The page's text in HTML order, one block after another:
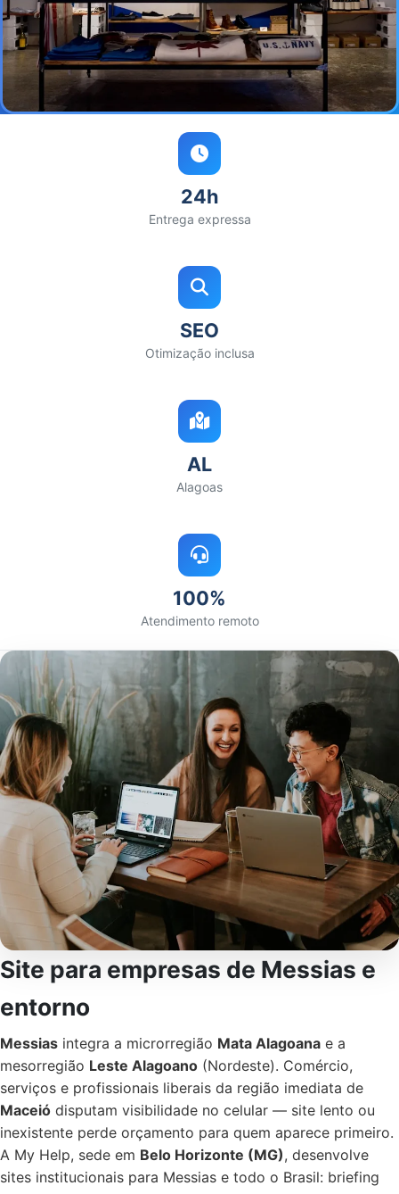
24h
Entrega expressa
SEO
Otimização inclusa
AL
Alagoas
100%
Atendimento remoto
Site para empresas de Messias e
entorno
Messias integra a microrregião Mata Alagoana e a
mesorregião Leste Alagoano (Nordeste). Comércio,
serviços e profissionais liberais da região imediata de
Maceió disputam visibilidade no celular — site lento ou
inexistente perde orçamento para quem aparece primeiro.
A My Help, sede em Belo Horizonte (MG), desenvolve
sites institucionais para Messias e todo o Brasil: briefing